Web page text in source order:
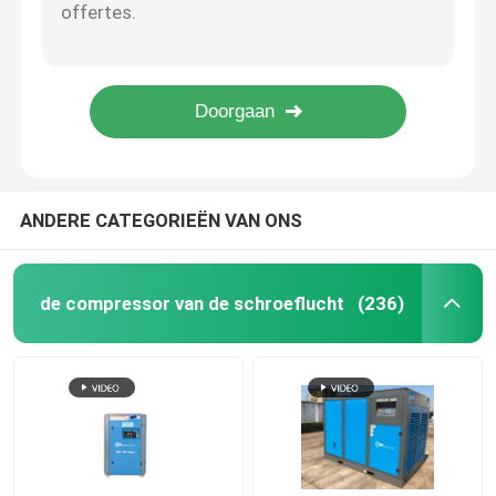
VSD-Schroefcompressor
Compressor van de olie de Vrije Schroef
Olievrij Compressor
Compressor van de olie de Vrije Zuurstof
HET EIND VAN DE SCHROEFlucht
ANDERE CATEGORIEËN VAN ONS
de compressor van de schroeflucht (236)